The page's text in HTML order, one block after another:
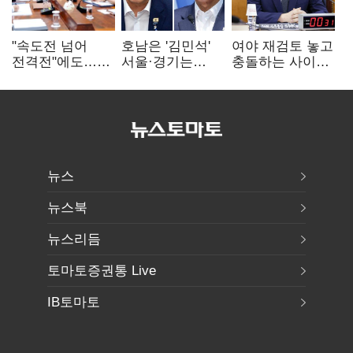
"속도전 넘어
전격전"에도…
주 52시간까지
호남은 '김민석'
서울·경기는
승자는 '안갯속'
여야 재검토 놓고
충돌하는 사이…
수 오차 당연"
뉴스
뉴스북
뉴스리듬
토마토증권통 Live
IB토마토